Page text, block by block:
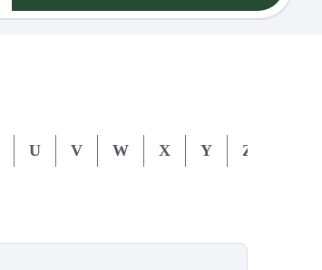
U V W X Y Z